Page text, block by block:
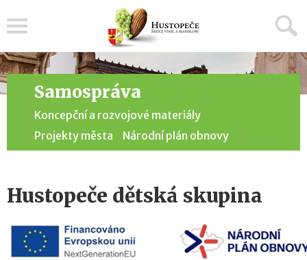
Samospráva
Koncepční a rozvojové materiály
Projekty města
Národní plán obnovy
Hustopeče dětská skupina